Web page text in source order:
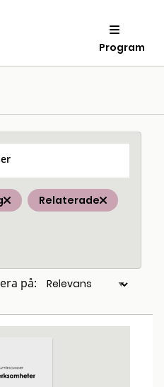
Program
Relaterade
på: